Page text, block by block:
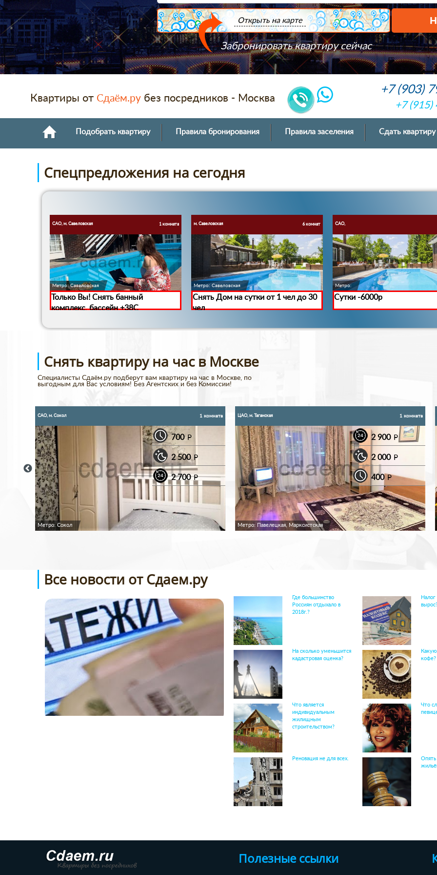
Открыть на карте
Забронировать квартиру сейчас
Квартиры от Сдаём.ру без посредников - Москва
+7 (903)
+7 (915)
Подобрать квартиру Правила бронирования Правила заселения Сдать квартиру
Спецпредложения на сегодня
САО, м. Савеловская 1 комната
Только Вы! Снять банный
комплекс, бассейн +38С
Метро: Савеловская
м. Савеловская 6 комнат
Снять Дом на сутки от 1 чел до 30
чел
Метро: Савеловская
САО,
Сутки -6000р
Метро:
Снять квартиру на час в Москве
Специалисты Сдаём.ру подберут вам квартиру на час в Москве, по
выгодным для Вас условиям! Без Агентских и без Комиссии!
САО, м. Сокол 1 комната
700 P
2 500 P
2 700P
Метро: Сокол
ЦАО, м. Таганская 1 комната
2 900 P
2 000 P
400 P
Метро: Павелецкая, Марксистская
Все новости от Сдаем.ру
Где большинство
Россиян отдыхало в
2018г.?
На сколько уменьшится
кадастровая оценка?
кофе?
Что является
индивидуальным
жилищным
строительством?
Что
Реновация не для всех.
Опять
Полезные ссылки